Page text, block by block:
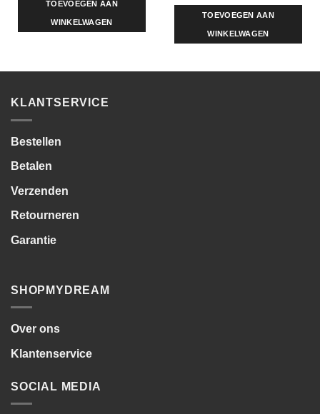
TOEVOEGEN AAN
WINKELWAGEN
TOEVOEGEN AAN
WINKELWAGEN
KLANTSERVICE
Bestellen
Betalen
Verzenden
Retourneren
Garantie
SHOPMYDREAM
Over ons
Klantenservice
SOCIAL MEDIA